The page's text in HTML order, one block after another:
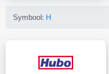
Symbool: H